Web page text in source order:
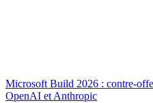
Microsoft Build 2026 : contre-
OpenAI et Anthropic